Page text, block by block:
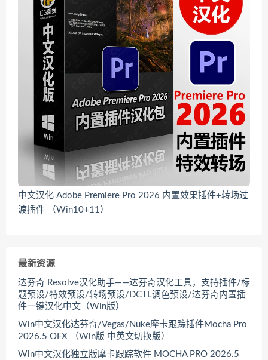
中文汉化 Adobe Premiere Pro 2026 内置效果插件+转场过
渡插件 （Win10+11）
最新资源
达芬奇 Resolve汉化助手——达芬奇汉化工具，支持插件/标
题预设/特效预设/转场预设/DCTL调色预设/达芬奇内置插
件一键汉化中文（Win版）
Win中文汉化达芬奇/Vegas/Nuke摩卡跟踪插件Mocha Pro
2026.5 OFX （Win版 中英文切换版）
Win中文汉化独立版摩卡跟踪软件 MOCHA PRO 2026.5